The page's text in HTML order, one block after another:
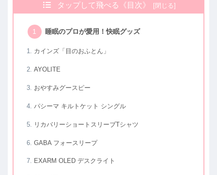
タップして飛べる《目次》
睡眠のプロが愛用！快眠グッズ
カインズ「目のおふとん」
AYOLITE
おやすみグースピー
パシーマ キルトケット シングル
リカバリーショートスリーブTシャツ
GABA フォースリープ
EXARM OLED デスクライト